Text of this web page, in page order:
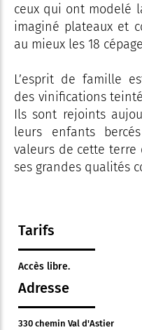
ceux qui ont modelé
imaginé plateaux et
au mieux les 18
L’esprit de famille
des vinifications
Ils sont rejoints
leurs enfants
valeurs de cette terre
ses grandes qualités
Tarifs
Accès libre.
Adresse
330 chemin Val d'Astier